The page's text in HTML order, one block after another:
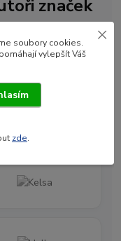
značek
soubory cookies.
vylepšít Váš
zde.